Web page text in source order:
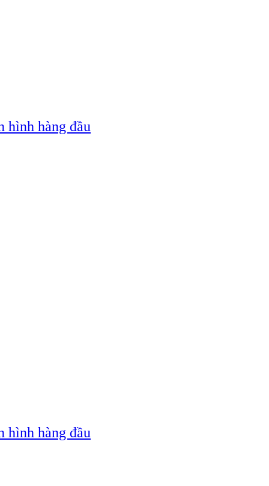
hình hàng đầu
hình hàng đầu